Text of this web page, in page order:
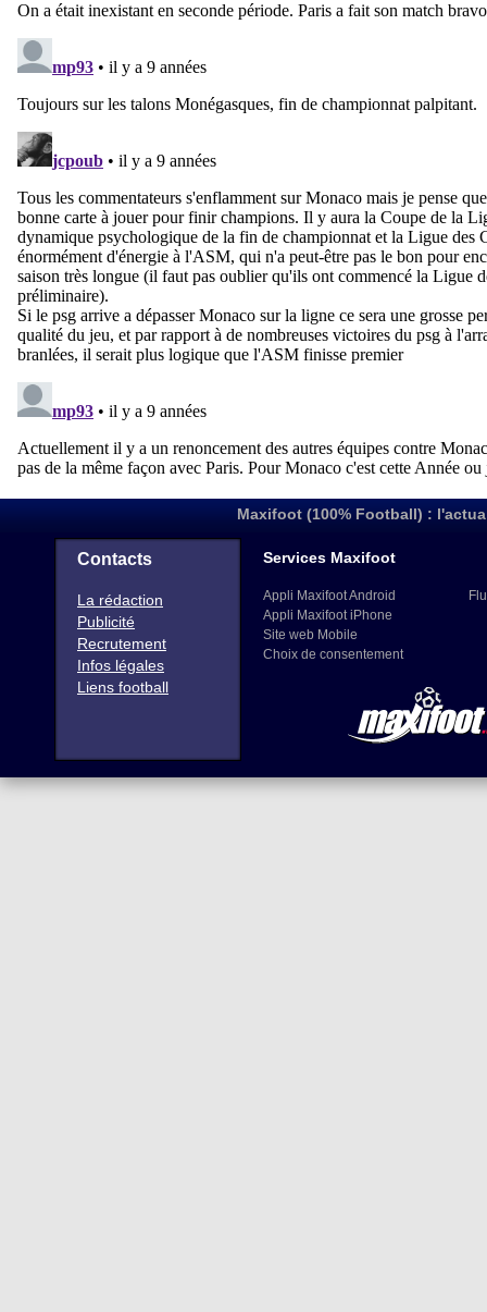
Maxifoot (100% Football) :
Contacts
La rédaction
Publicité
Recrutement
Infos légales
Liens football
Services Maxifoot
Appli Maxifoot Android
Appli Maxifoot iPhone
Site web Mobile
Choix de consentement